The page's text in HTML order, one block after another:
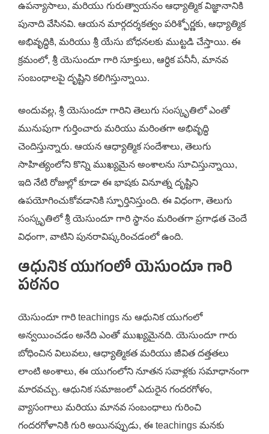
ఉపన్యాసాలు, మరియు గురుత్వాయనం ఆధ్యాత్మిక విజ్ఞానానికి
పునాది వేసినవి. ఆయన మార్గదర్శకత్వం పరిశ్ఫోర్ణకు, ఆధ్యాత్మిక
అభివృద్ధికి, మరియు శ్రీ యేసు బోధనలకు ముట్టడి చేస్తాయి. ఈ
క్రమంలో, శ్రీ యెసుందూ గారి సూక్తులు, ఆర్ధిక పనీనీ, మానవ
సంబంధాలపై దృష్టిని కలిగిస్తున్నాయి.
అందువల్ల, శ్రీ యెసుందూ గారిని తెలుగు సంస్కృతిలో ఎంతో
మునుపుగా గుర్తించారు మరియు మరింతగా అభివృద్ధి
చెందిస్తున్నారు. ఆయన ఆధ్యాత్మిక సందేశాలు, తెలుగు
సాహిత్యంలోని కొన్ని ముఖ్యమైన అంశాలను సూచిస్తున్నాయి,
ఇది నేటి రోజుల్లో కూడా ఈ భాషకు వినూత్న దృష్టిని
ఉపయోగించుకోవడానికి స్ఫూర్తినిస్తుంది. ఈ విధంగా, తెలుగు
సంస్కృతిలో శ్రీ యెసుందూ గారి స్థానం మరింతగా ప్రగాఢత చెందే
విధంగా, వాటిని పునరావిష్కరించడంలో ఉంది.
ఆధునిక యుగంలో యెసుందూ గారి
పఠనం
యెసుందూ గారి teachings ను ఆధునిక యుగంలో
అన్వయించడం అనేది ఎంతో ముఖ్యమైనది. యెసుందూ గారు
బోధించిన విలువలు, ఆధ్యాత్మికత మరియు జీవిత దత్తతలు
లాంటి అంశాలు, ఈ యుగంలోని నూతన సవాళ్లకు సమాధానంగా
మారవచ్చు. ఆధునిక సమాజంలో ఎదురైన గందరగోళం,
వ్యాసంగాలు మరియు మానవ సంబంధాలు గురించి
గందరగోళానికి గురి అయినప్పుడు, ఈ teachings మనకు